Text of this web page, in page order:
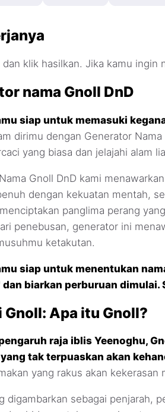
dan klik hasilkan. Jika kamu ingin
nama Gnoll DnD
siap untuk memasuki
dirimu dengan Generator
yang biasa dan jelajahi alam
Gnoll DnD kami
dengan kekuatan mentah,
panglima perang
penebusan, generator ini
ketakutan.
siap untuk menentukan
biarkan perburuan dimulai.
Gnoll: Apa itu Gnoll?
raja iblis Yeenoghu,
tak terpuaskan akan
yang rakus akan
digambarkan sebagai penjarah,